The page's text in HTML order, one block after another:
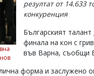
резултат от 14.633
конкуренция
Българският
финала на кон с
във Варна, съобщи
форма и заслужено